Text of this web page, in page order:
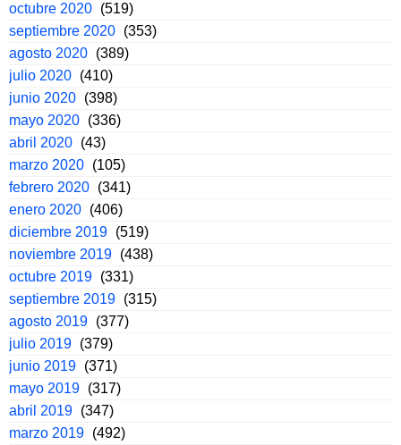
octubre 2020 (519)
septiembre 2020 (353)
agosto 2020 (389)
julio 2020 (410)
junio 2020 (398)
mayo 2020 (336)
abril 2020 (43)
marzo 2020 (105)
febrero 2020 (341)
enero 2020 (406)
diciembre 2019 (519)
noviembre 2019 (438)
octubre 2019 (331)
septiembre 2019 (315)
agosto 2019 (377)
julio 2019 (379)
junio 2019 (371)
mayo 2019 (317)
abril 2019 (347)
marzo 2019 (492)